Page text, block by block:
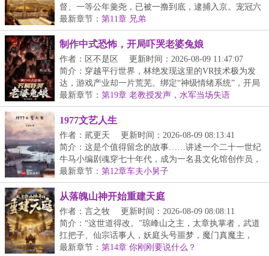
督、一等公年羹尧，已被一撸到底，逮捕入京。宠冠六
宫的...
最新章节： 第11章 兄弟
制作中式恐怖，开局吓哭老婆兔娘
作者：区不是区
更新时间：2026-08-09 11:47:07
简介：穿越平行世界，林绝发现这里的VR技术极为发
达，游戏产业却一片荒芜。绑定“神级情绪系统”，开局
制...
最新章节： 第19章 老教授发声，水军当场失语
1977文艺人生
作者：貮更天
更新时间：2026-08-09 08:13:41
简介：这是个值得留念的故事……讲述一个二十一世纪
牛马小编剧魂穿七十年代，成为一名县文化馆创作员，
从...
最新章节： 第12章车夫小舅子
从落魄山神开始重建天庭
作者：言之牧
更新时间：2026-08-09 08:08:11
简介：“这世道得改。”琼峰山之主，太章执掌者，武道
扛把子、仙宗话事人，妖庭头号噩梦，魔门真魔主，
以...
最新章节： 第14章 你刚刚要说什么？